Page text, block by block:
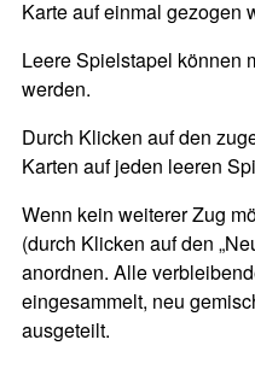
Karte auf einmal gezogen
Leere Spielstapel können
werden.
Durch Klicken auf den
Karten auf jeden leeren
Wenn kein weiterer Zug
(durch Klicken auf den
anordnen. Alle
eingesammelt, neu
ausgeteilt.